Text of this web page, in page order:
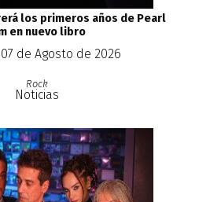
los primeros años de Pearl
en nuevo libro
de Agosto de 2026
Rock
Noticias